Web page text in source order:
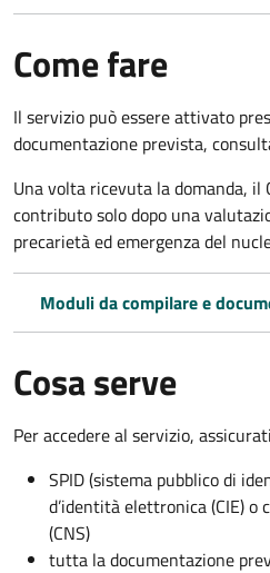
Come fare
Il servizio può essere attivato
documentazione prevista,
Una volta ricevuta la domanda, il
contributo solo dopo una
precarietà ed emergenza del
Moduli da compilare e
Cosa serve
Per accedere al servizio,
SPID (sistema pubblico di
d’identità elettronica (CIE) o
(CNS)
tutta la documentazione